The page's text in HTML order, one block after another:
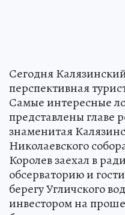
Сегодня
перспективная
Самые интересные
представлены главе
знаменитая
Николаевского
Королев заехал в
обсерваторию и
берегу Угличского
инвестором на